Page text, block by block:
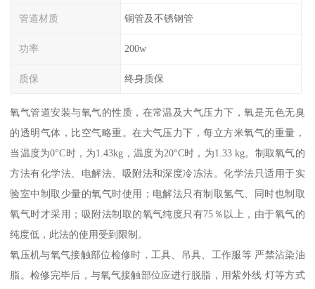
管道材质 铜管及不锈钢管
功率 200w
质保 终身质保
氧气管道安装与氧气的性质，在常温及大气压力下，氧是无色无臭
的透明气体，比空气略重。在大气压力下，每立方米氧气的重量，
当温度为0°C时，为1.43kg，温度为20°C时，为1.33 kg。制取氧气的
方法有化学法、电解法、吸附法和深度冷冻法。化学法只适用于实
验室中制取少量的氧气时使用；电解法只有制取氢气、同时也制取
氧气时才采用；吸附法制取的氧气纯度只有75％以上，由于氧气的
纯度低，此法的使用受到限制。
氧压机与氧气接触部位检修时，工具、吊具、工作服等 严禁沾染油
脂。检修完毕后，与氧气接触部位应进行脱脂，用紫外线 灯等方式